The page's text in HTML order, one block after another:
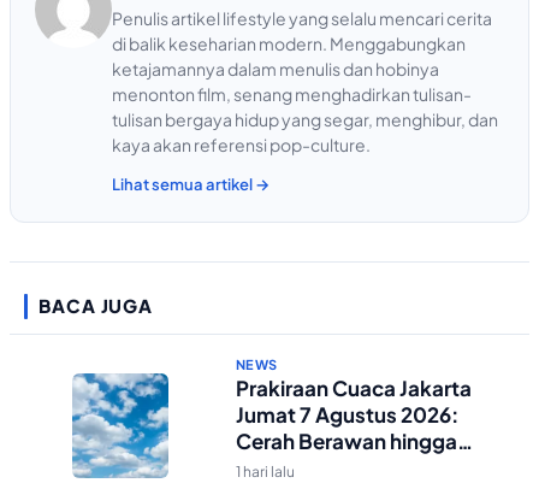
Penulis artikel lifestyle yang selalu mencari cerita
di balik keseharian modern. Menggabungkan
ketajamannya dalam menulis dan hobinya
menonton film, senang menghadirkan tulisan-
tulisan bergaya hidup yang segar, menghibur, dan
kaya akan referensi pop-culture.
Lihat semua artikel →
BACA JUGA
NEWS
Prakiraan Cuaca Jakarta
Jumat 7 Agustus 2026:
Cerah Berawan hingga
Malam
1 hari lalu